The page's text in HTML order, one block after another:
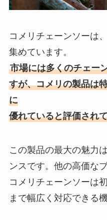
コメリチェーンソーは
集めています。
市場には多くのチェー
すが、コメリの製品は
に
優れていると評価され
この製品の最大の魅力
ンスです。他の高価な
コメリチェーンソーは
まで幅広く対応できる